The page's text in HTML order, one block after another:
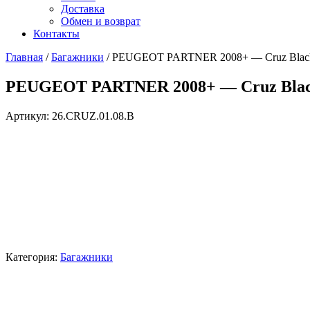
Доставка
Обмен и возврат
Контакты
Главная /Багажники / PEUGEOT PARTNER 2008+ — Cruz
PEUGEOT PARTNER 2008+ — Cruz
Артикул: 26.CRUZ.01.08.B
Категория: Багажники